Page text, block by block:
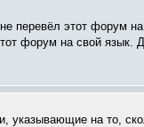
перевёл этот форум
форум на свой
указывающие на то,